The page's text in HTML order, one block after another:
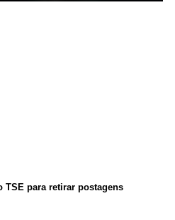
TSE para retirar postagens